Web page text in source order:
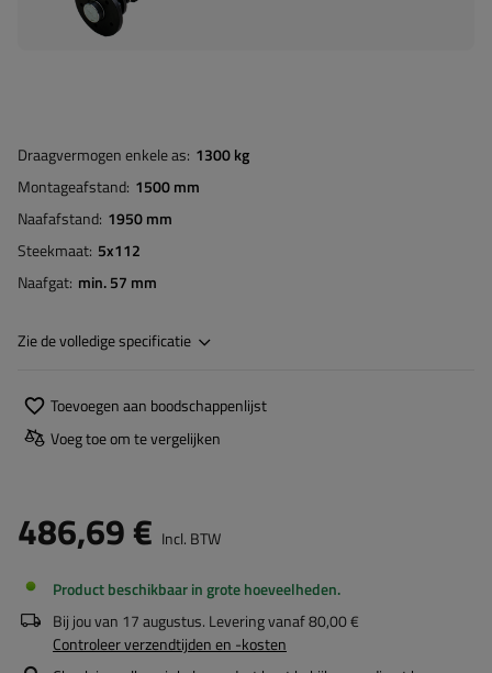
Draagvermogen enkele as 1300 kg
Montageafstand 1500 mm
Naafafstand 1950 mm
Steekmaat 5x112
Naafgat min. 57 mm
Zie de volledige specificatie
Toevoegen aan boodschappenlijst
Voeg toe om te vergelijken
486,69 € Incl. BTW
Product beschikbaar in grote hoeveelheden
Bij jou van 17 augustus. Levering vanaf80,00 €
Controleer verzendtijden en -kosten